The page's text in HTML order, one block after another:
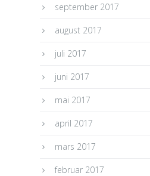
september 2017
august 2017
juli 2017
juni 2017
mai 2017
april 2017
mars 2017
februar 2017